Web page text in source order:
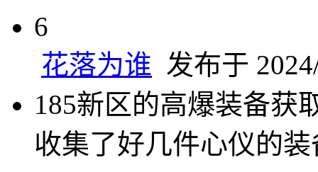
6
花落为谁 发布于
185新区的高爆装备获
收集了好几件心仪的装